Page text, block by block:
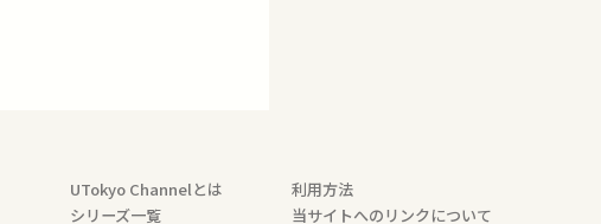
UTokyo Channelとは
シリーズ一覧
利用方法
当サイトへのリンクについて